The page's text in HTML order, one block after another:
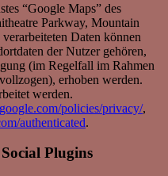
“Google Maps” des
Parkway, Mountain
Daten können
der Nutzer gehören,
(im Regelfall im Rahmen
erhoben werden.
werden.
policies/privacy/,
authenticated.
Plugins